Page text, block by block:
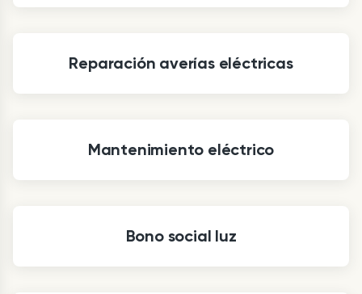
Reparación averías eléctricas
Mantenimiento eléctrico
Bono social luz